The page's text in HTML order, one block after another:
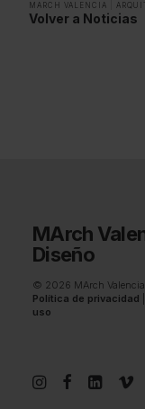
MARCH VALENCIA
Volver a Noticias
MArch
Diseño
© 2026 MArch
Política de privacidad
uso